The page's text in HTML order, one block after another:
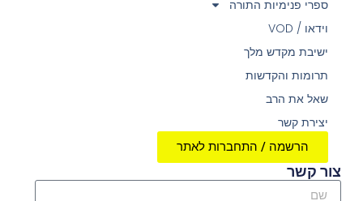
ספרי פנימיות התורה
וידאו / VOD
ישיבת מקדש מלך
תרומות והקדשות
שאל את הרב
יצירת קשר
הרשמה / התחברות לאתר
צור קשר